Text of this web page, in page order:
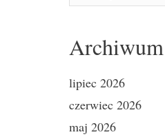
Archiwum
lipiec 2026
czerwiec 2026
maj 2026